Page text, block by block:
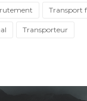
Transport
Transporteur